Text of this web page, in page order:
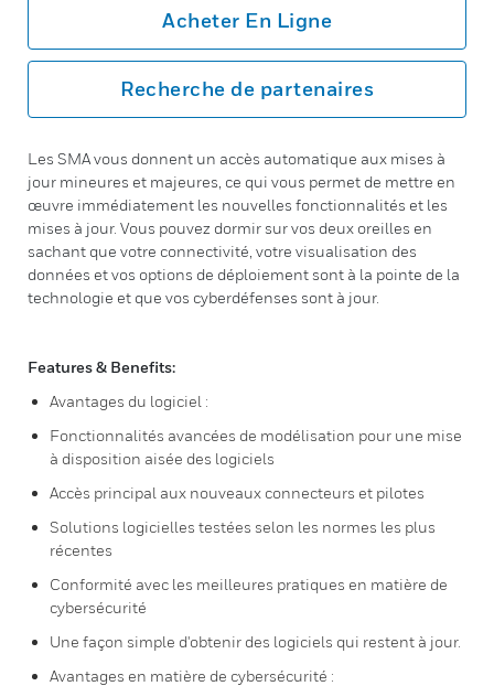
Acheter En Ligne
Recherche de partenaires
Les SMA vous donnent un accès automatique aux mises à
jour mineures et majeures, ce qui vous permet de mettre en
œuvre immédiatement les nouvelles fonctionnalités et les
mises à jour. Vous pouvez dormir sur vos deux oreilles en
sachant que votre connectivité, votre visualisation des
données et vos options de déploiement sont à la pointe de la
technologie et que vos cyberdéfenses sont à jour.
Features & Benefits:
Avantages du logiciel :
Fonctionnalités avancées de modélisation pour une mise
à disposition aisée des logiciels
Accès principal aux nouveaux connecteurs et pilotes
Solutions logicielles testées selon les normes les plus
récentes
Conformité avec les meilleures pratiques en matière de
cybersécurité
Une façon simple d'obtenir des logiciels qui restent à jour.
Avantages en matière de cybersécurité :